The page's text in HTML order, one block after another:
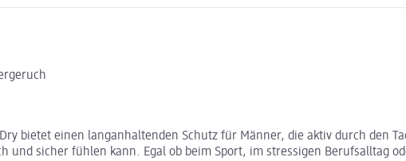
bietet einen langanhaltenden Schutz für Männer, die aktiv durch den
und sicher fühlen kann. Egal ob beim Sport, im stressigen Berufsalltag